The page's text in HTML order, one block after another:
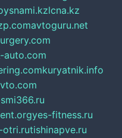
lcna.kz
avtoguru.net
auto.com
kuryatnik.info
smi366.ru
yes-fitness.ru
tishinapve.ru